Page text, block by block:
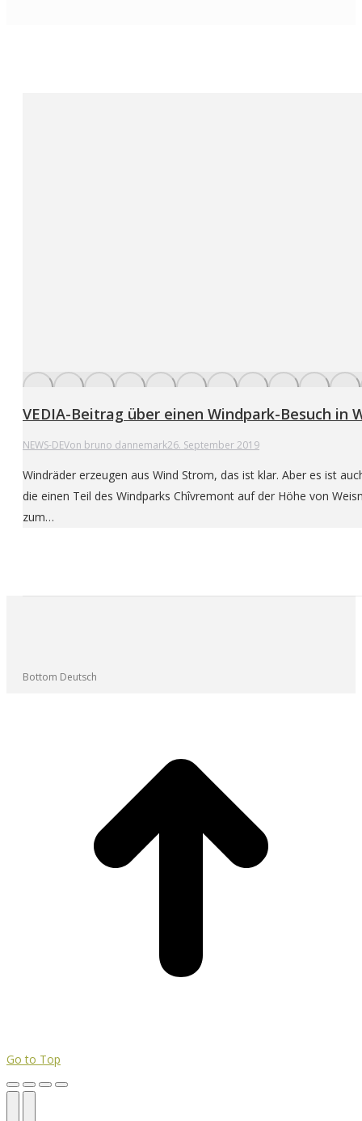
VEDIA-Beitrag über einen Windpark-Besuch in
NEWS-DEVon bruno dannemark26. September 2019
Windräder erzeugen aus Wind Strom, das ist klar. Aber es ist
die einen Teil des Windparks Chîvremont auf der Höhe von
zum…
Bottom Deutsch
Go to Top